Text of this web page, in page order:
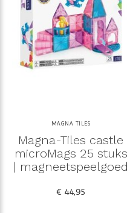
MAGNA TILES
Magna-Tiles castle
microMags 25 stuks
| magneetspeelgoed
€ 44,95